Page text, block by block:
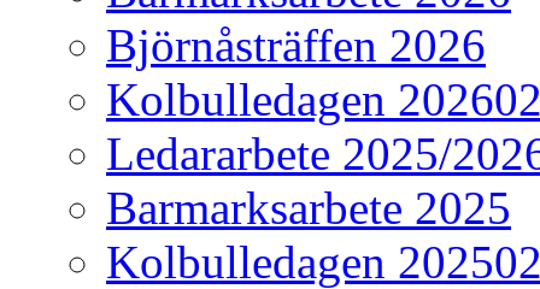
Björnåsträffen 2026
Kolbulledagen
Ledararbete 2025/
Barmarksarbete 2025
Kolbulledagen